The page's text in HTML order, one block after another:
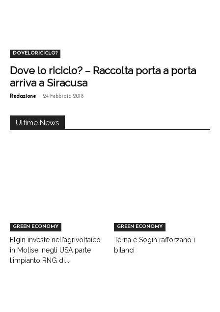
DOVELORICICLO?
Dove lo riciclo? – Raccolta porta a porta
arriva a Siracusa
Redazione - 24 Febbraio 2018
Ultime News
GREEN ECONOMY
Elgin investe nell’agrivoltaico
in Molise, negli USA parte
l’impianto RNG di...
GREEN ECONOMY
Terna e Sogin rafforzano i
bilanci